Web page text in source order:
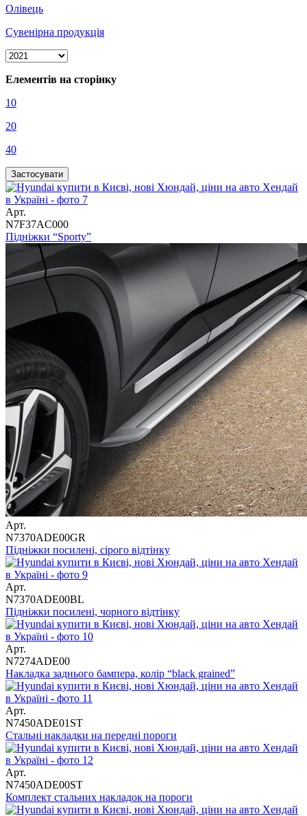
Олівець
Сувенірна продукція
Елементів на сторінку
10
20
40
Арт.
N7F37AC000
Підніжки “Sporty”
Арт.
N7370ADE00GR
Підніжки посилені, сірого відтінку
Арт.
N7370ADE00BL
Підніжки посилені, чорного відтінку
Арт.
N7274ADE00
Накладка заднього бампера, колір “black grained”
Арт.
N7450ADE01ST
Cтальні накладки на передні пороги
Арт.
N7450ADE00ST
Комплект стальних накладок на пороги